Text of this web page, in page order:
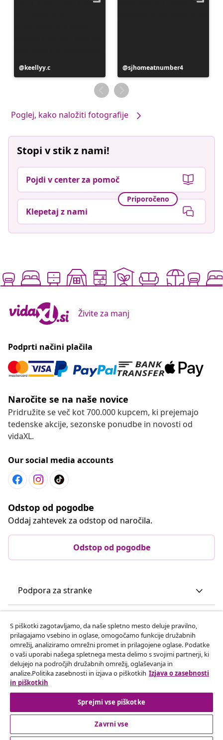
Objavo
je
keellyy.c
Objavo
je
objavil
sjhomeatnumber4
Poglej, kako naložiti fotografije
Stopi v stik z nami!
Pojdi v center za pomoč
Priporočeno
Klepetaj z nami
Živite za manj
Podprti načini plačila
Naročite se na naše novice
Pridružite se več kot 700.000 kupcem, ki prejemajo
tedenske akcije, sezonske ponudbe in novosti od
vidaXL.
Our social media accounts
Odstop od pogodbe
Oddaj zahtevek za odstop od naročila.
Odstop od pogodbe
Podpora za stranke
vidaXL
Odkrijte več
S piškotki zagotavljamo, da naše spletno mesto deluje pravilno,
prilagajamo vsebino in oglase, omogočamo funkcije družabnih
omrežij, analiziramo omrežni promet in prilagojene oglase. Podatke
o vaši uporabi našega spletnega mesta delimo s svojimi partnerji, ki
delujejo na področjih družabnih omrežij, oglaševanja in
analize.Politika zasebnosti in izjava o piškotkih Izjava o zasebnosti
in piškotkih
Sprejmi vse piškotke
Zavrni vse